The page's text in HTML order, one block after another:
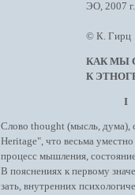
ЭО, 2007 г.,
© К. Гирц
КАК МЫ
К ЭТНОГРАФИИ
I
Слово thought (мысль, дума),
Heritage", что весьма
процесс мышления,
В пояснениях к первому
зать, внутренних